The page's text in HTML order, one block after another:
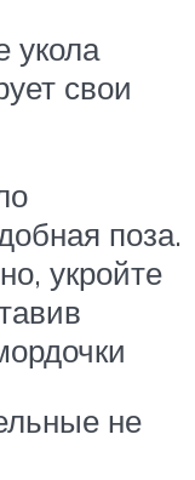
укола
свои
поза.
укройте
не